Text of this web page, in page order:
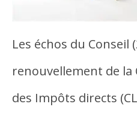
Les échos du Conseil
renouvellement de la
des Impôts directs